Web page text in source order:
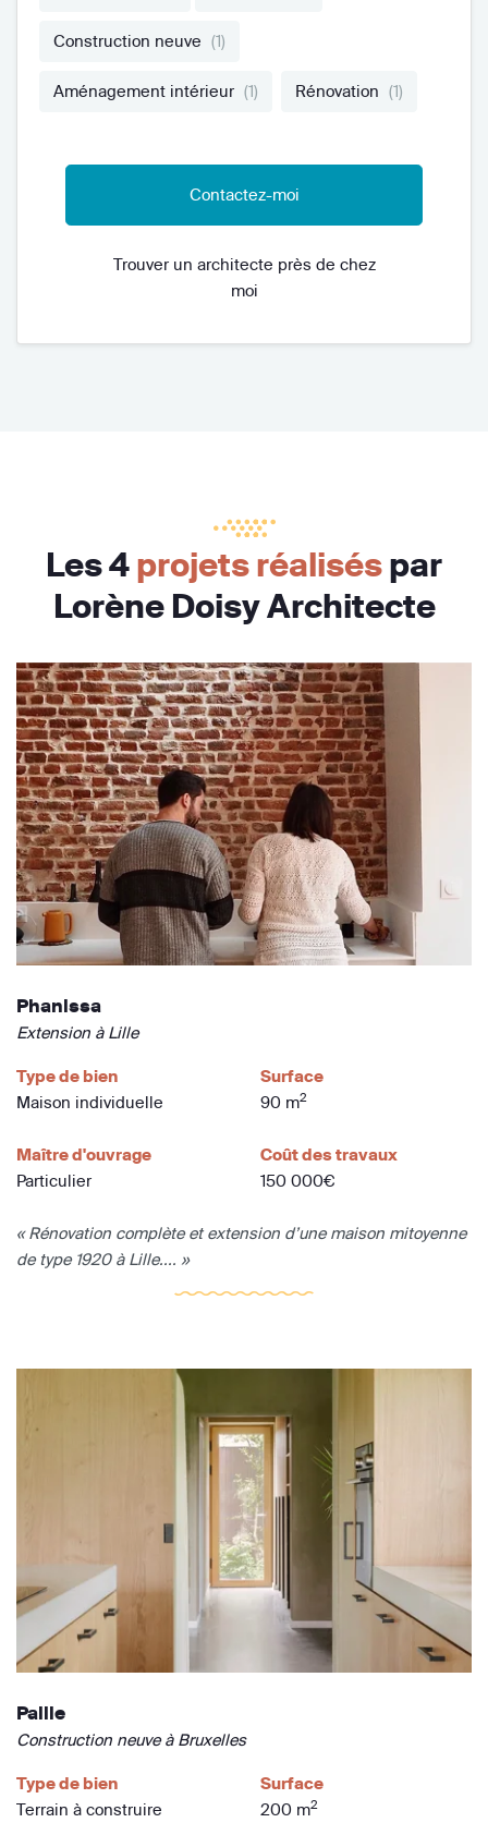
Construction neuve (1)
Aménagement intérieur (1) Rénovation (1)
Contactez-moi
Trouver un architecte près de chez
moi
Les 4projets réaliséspar
Lorène Doisy Architecte
Phanissa
Extension à Lille
Type de bien
Maison individuelle
Surface
90 m2
Maître d'ouvrage
Particulier
Coût des travaux
150 000€
« Rénovation complète et extension d’une maison mitoyenne
de type 1920 à Lille.... »
Paille
Construction neuve à Bruxelles
Type de bien
Terrain à construire
Surface
200 m2